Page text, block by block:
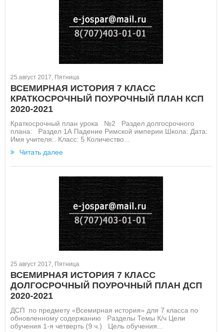
25 август 2017, Пятница
ВСЕМИРНАЯ ИСТОРИЯ 7 КЛАСС
КРАТКОСРОЧНЫЙ ПОУРОЧНЫЙ ПЛАН КСП
2020-2021
Краткосрочный план урока №2 Раздел долгосрочного
плана: Раздел 1А Падение Римской империи Школа: Дата:
Имя учителя:. Класс: 5 Количество...
Читать далее
25 август 2017, Пятница
ВСЕМИРНАЯ ИСТОРИЯ 7 КЛАСС
ДОЛГОСРОЧНЫЙ ПОУРОЧНЫЙ ПЛАН ДСП
2020-2021
ДСП по предмету «Всемирная история» для 7 класса по
обновленному содержанию Разделы Темы К/ч Цели
обучения 1-я четверть (9 ч.) Цель обучения...